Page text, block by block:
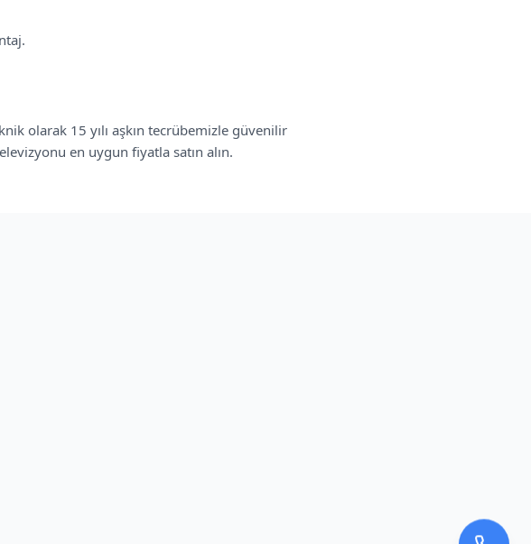
olarak 15 yılı aşkın tecrübemizle güvenilir
en uygun fiyatla satın alın.